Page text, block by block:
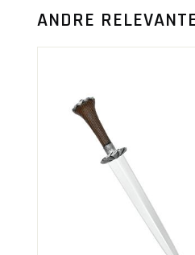
ANDRE